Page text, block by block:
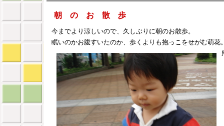
朝 の お 散 歩
今までより涼しいので、久しぶりに朝のお散歩。
眠いのかお腹すいたのか、歩くよりも抱っこをせがむ萌花